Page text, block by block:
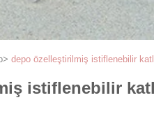
> depo özelleştirilmiş istiflenebilir
istiflenebilir